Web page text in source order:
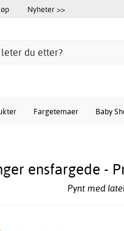
Nyheter >>
Fargetemaer Baby
ensfargede -
Pynt med